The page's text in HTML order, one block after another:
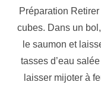
Préparation
cubes. Dans un
le saumon et
tasses d’eau
laisser mijoter à